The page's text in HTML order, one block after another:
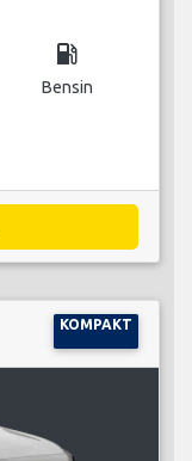
local_gas_station
Bensin
KOMPAKT